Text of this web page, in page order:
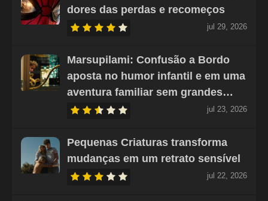
dores das perdas e recomeços
jul 29, 2026
Marsupilami: Confusão a Bordo
aposta no humor infantil e em uma
aventura familiar sem grandes…
jul 23, 2026
Pequenas Criaturas transforma
mudanças em um retrato sensível
jul 22, 2026